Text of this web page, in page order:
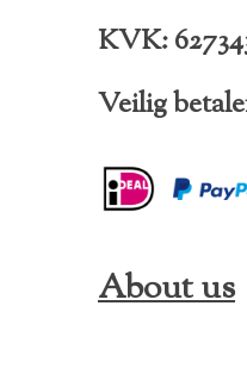
KVK:
Veilig
About us